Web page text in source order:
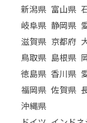
新潟県 富山県
岐阜県 静岡県
滋賀県 京都府
鳥取県 島根県
徳島県 香川県
福岡県 佐賀県
沖縄県